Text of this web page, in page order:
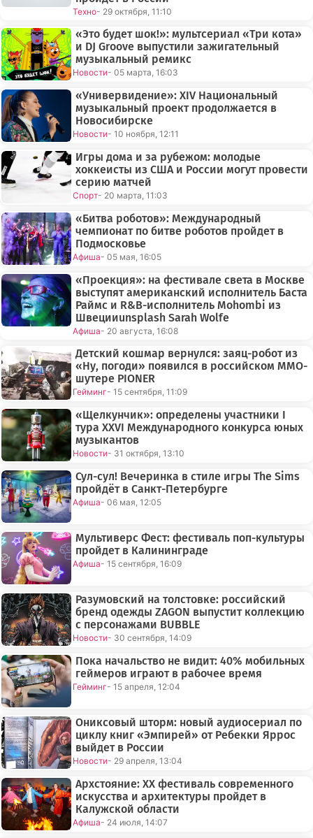
Техно- 29 октября, 11:10
«Это будет шок!»: мультсериал «Три кота»
и DJ Groove выпустили зажигательный
музыкальный ремикс
Новости- 05 марта, 16:03
«Универвидение»: XIV Национальный
музыкальный проект продолжается в
Новосибирске
Новости- 10 ноября, 12:11
Игры дома и за рубежом: молодые
хоккеисты из США и России могут провести
серию матчей
Спорт- 20 марта, 11:03
«Битва роботов»: Международный
чемпионат по битве роботов пройдет в
Подмосковье
Афиша- 05 мая, 16:05
«Проекция»: на фестивале света в Москве
выступят американский исполнитель Баста
Раймс и R&B-исполнитель Mohombi из
Швецииunsplash Sarah Wolfe
Афиша- 20 августа, 16:08
Детский кошмар вернулся: заяц-робот из
«Ну, погоди» появился в российском MMO-
шутере PIONER
Гейминг- 15 сентября, 11:09
«Щелкунчик»: определены участники I
тура XXVI Международного конкурса юных
музыкантов
Новости- 31 октября, 13:10
Сул-сул! Вечеринка в стиле игры The Sims
пройдёт в Санкт-Петербурге
Афиша- 06 мая, 12:05
Мультиверс Фест: фестиваль поп-культуры
пройдет в Калининграде
Афиша- 15 сентября, 16:09
Разумовский на толстовке: российский
бренд одежды ZAGON выпустит коллекцию
с персонажами BUBBLE
Новости- 30 сентября, 14:09
Пока начальство не видит: 40% мобильных
геймеров играют в рабочее время
Гейминг- 15 апреля, 12:04
Ониксовый шторм: новый аудиосериал по
циклу книг «Эмпирей» от Ребекки Яррос
выйдет в России
Новости- 29 апреля, 13:04
Архстояние: XX фестиваль современного
искусства и архитектуры пройдет в
Калужской области
Афиша- 24 июля, 14:07